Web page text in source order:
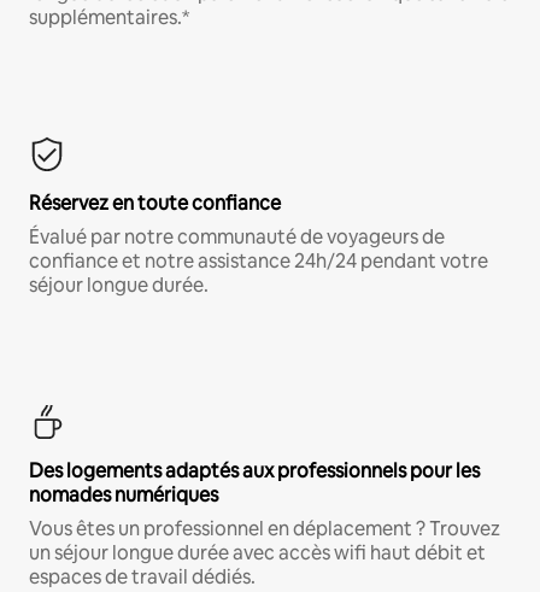
supplémentaires.*
Réservez en toute confiance
Évalué par notre communauté de voyageurs de
confiance et notre assistance 24h/24 pendant votre
séjour longue durée.
Des logements adaptés aux professionnels pour les
nomades numériques
Vous êtes un professionnel en déplacement ? Trouvez
un séjour longue durée avec accès wifi haut débit et
espaces de travail dédiés.